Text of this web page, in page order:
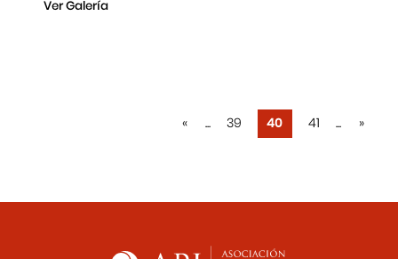
Ver Galería
« ... 39 40 41 ... »